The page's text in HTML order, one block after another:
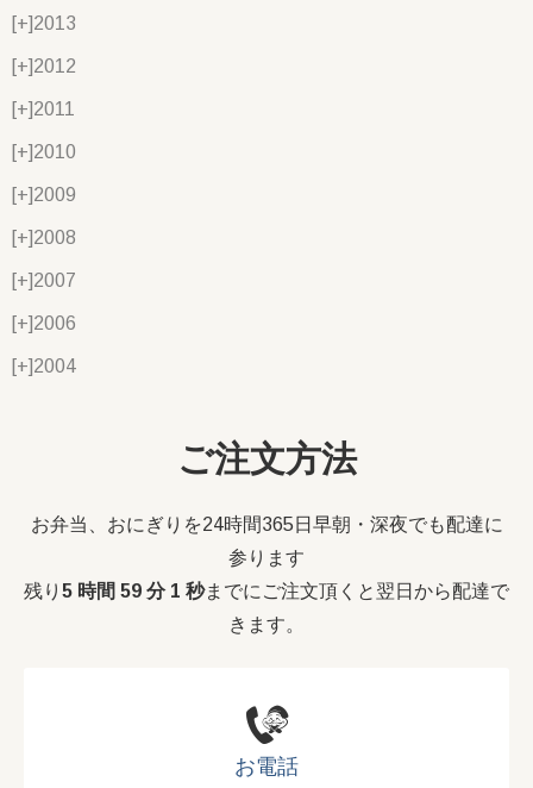
[+]2013
[+]2012
[+]2011
[+]2010
[+]2009
[+]2008
[+]2007
[+]2006
[+]2004
ご注文方法
お弁当、おにぎりを24時間365日早朝・深夜でも配達に
参ります
残り 5 時間 59 分 0 秒までにご注文頂くと翌日から配達で
きます。
お電話